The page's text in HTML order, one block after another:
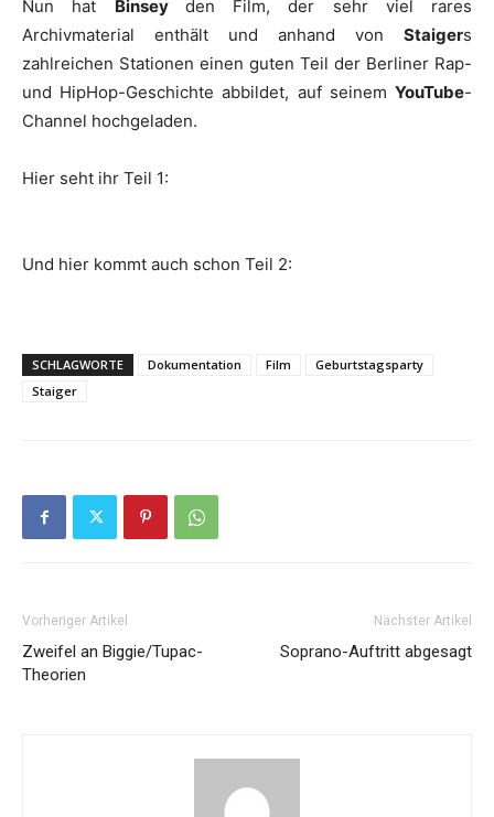
Nun hat Binsey den Film, der sehr viel rares
Archivmaterial enthält und anhand von Staigers
zahlreichen Stationen einen guten Teil der Berliner Rap-
und HipHop-Geschichte abbildet, auf seinem YouTube-
Channel hochgeladen.
Hier seht ihr Teil 1:
Und hier kommt auch schon Teil 2:
SCHLAGWORTE Dokumentation Film
Geburtstagsparty
Staiger
Vorheriger Artikel
Zweifel an Biggie/Tupac-
Theorien
Nächster Artikel
Soprano-Auftritt abgesagt